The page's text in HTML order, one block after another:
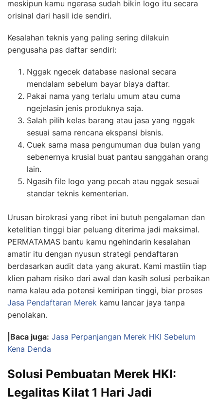
meskipun kamu ngerasa sudah bikin logo itu secara
orisinal dari hasil ide sendiri.
Kesalahan teknis yang paling sering dilakuin
pengusaha pas daftar sendiri:
Nggak ngecek database nasional secara
mendalam sebelum bayar biaya daftar.
Pakai nama yang terlalu umum atau cuma
ngejelasin jenis produknya saja.
Salah pilih kelas barang atau jasa yang nggak
sesuai sama rencana ekspansi bisnis.
Cuek sama masa pengumuman dua bulan yang
sebenernya krusial buat pantau sanggahan orang
lain.
Ngasih file logo yang pecah atau nggak sesuai
standar teknis kementerian.
Urusan birokrasi yang ribet ini butuh pengalaman dan
ketelitian tinggi biar peluang diterima jadi maksimal.
PERMATAMAS bantu kamu ngehindarin kesalahan
amatir itu dengan nyusun strategi pendaftaran
berdasarkan audit data yang akurat. Kami mastiin tiap
klien paham risiko dari awal dan kasih solusi perbaikan
nama kalau ada potensi kemiripan tinggi, biar proses
Jasa Pendaftaran Merek kamu lancar jaya tanpa
penolakan.
|Baca juga: Jasa Perpanjangan Merek HKI Sebelum
Kena Denda
Solusi Pembuatan Merek HKI:
Legalitas Kilat 1 Hari Jadi